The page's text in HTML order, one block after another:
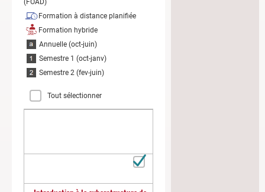
(FOAD)
Formation à distance planifiée
Formation hybride
Annuelle (oct-juin)
Semestre 1 (oct-janv)
Semestre 2 (fev-juin)
Tout sélectionner